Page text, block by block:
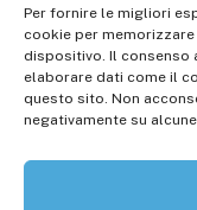
Per fornire le migliori
cookie per
dispositivo. Il consenso
elaborare dati come il
questo sito. Non
negativamente su
Scrivici a:
Disclaimer